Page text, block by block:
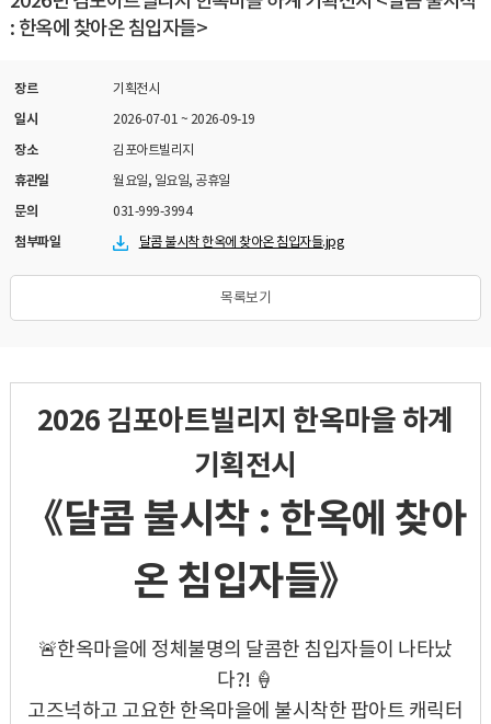
: 한옥에 찾아온 침입자들>
장르
기획전시
일시
2026-07-01 ~ 2026-09-19
장소
김포아트빌리지
휴관일
월요일, 일요일, 공휴일
문의
031-999-3994
첨부파일
달콤 불시착 한옥에 찾아온 침입자들.jpg
목록보기
2026 김포아트빌리지 한옥마을 하계
기획전시
《달콤 불시착 : 한옥에 찾아
온 침입자들》
🚨한옥마을에 정체불명의 달콤한 침입자들이 나타났
다?! 🍦
고즈넉하고 고요한 한옥마을에 불시착한 팝아트 캐릭터